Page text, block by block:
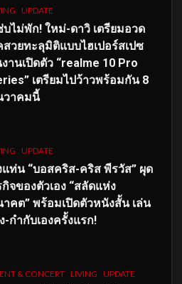
UPDATE
บไม่พัก! ใหม่-ดาวิ เตรียมอวด
สวยทะลุมิติแบบไฮเปอร์สเปซ
านเปิดตัว “realme 10 Pro
เตรียมไปว้าวพร้อมกัน 8
วาคมนี้
UPDATE
แท่น “บอสคริส-คริส พีรวัส” ผุด
จของตัวเอง “สลัดแห่ง
าคต” พร้อมเปิดตัวหนังสั้น เล่น
-กำกับเองครั้งแรก!
& CONCERT LIVING UPDATE